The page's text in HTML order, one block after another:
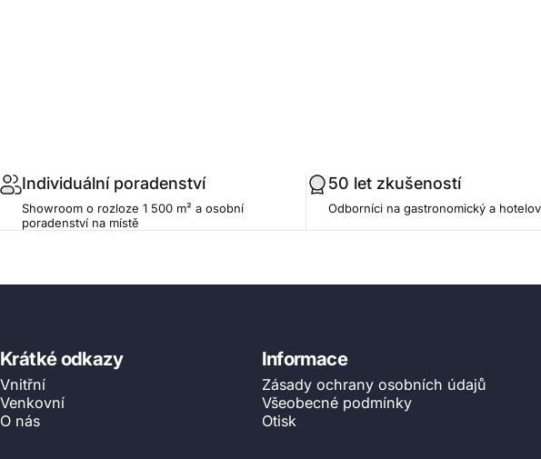
Individuální poradenství
Showroom o rozloze 1 500 m² a osobní
poradenství na místě
50 let zkušeností
Odborníci na gastronomický a
Krátké odkazy
Vnitřní
Venkovní
O nás
Informace
Zásady ochrany osobních údajů
Všeobecné podmínky
Otisk